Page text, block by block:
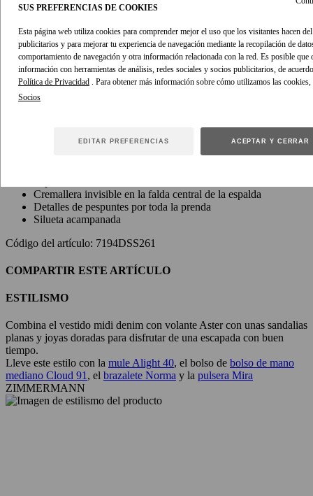
SUS PREFERENCIAS DE COOKIES
Esta página web utiliza cookies para comprender mejor el uso que los visitantes hacen
publicitarios y para mejorar tu experiencia de navegación mediante la recopilación de
comportamiento de navegación y otra información relacionada con la red. Es posible que
información con herramientas de análisis, redes sociales y socios publicitarios, de
Política de Privacidad . Para obtener más información sobre cómo utilizamos las
EDITAR PREFERENCIAS ACEPTAR Y CERRAR
DETALLES Y ESTILO
DETALLES DEL ARTÍCULO
Vestido midi denim con volante Aster en tinta de nuestra Colección
Playa 2026. Vestido vestido midi denim con escote cuadrado bajo
con volante , lazo en la parte posterior central, aberturas laterales y
Vestido midi sin mangas
Anudado a la cintura en el centro de la espalda
Cremallera invisible en la falda central de la espalda
Detalles de pespuntes por toda la prenda
Silueta acampanada
Código del artículo: 7194DSS261
COMPARTIR ESTE ARTÍCULO
ESTILISMO
Combina el vestido midi denim con volante Aster con unas sandalias
planas y joyas doradas para disfrutar de una escapada con buen
tiempo.
Lleve este estilo con la mule Alight 40, el bolso de bolso de mano
mediano Cloud 91, el brazalete Norma y la pulsera Mira
ZIMMERMANN